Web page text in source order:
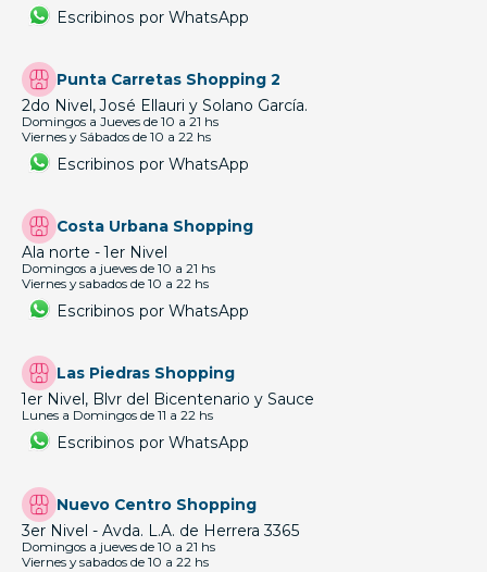
Escribinos por WhatsApp
Punta Carretas Shopping 2
2do Nivel, José Ellauri y Solano García.
Domingos a Jueves de 10 a 21 hs
Viernes y Sábados de 10 a 22 hs
Escribinos por WhatsApp
Costa Urbana Shopping
Ala norte - 1er Nivel
Domingos a jueves de 10 a 21 hs
Viernes y sabados de 10 a 22 hs
Escribinos por WhatsApp
Las Piedras Shopping
1er Nivel, Blvr del Bicentenario y Sauce
Lunes a Domingos de 11 a 22 hs
Escribinos por WhatsApp
Nuevo Centro Shopping
3er Nivel - Avda. L.A. de Herrera 3365
Domingos a jueves de 10 a 21 hs
Viernes y sabados de 10 a 22 hs